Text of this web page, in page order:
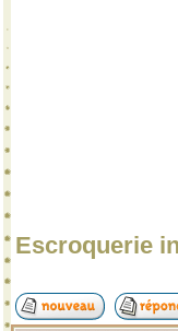
Escroquerie